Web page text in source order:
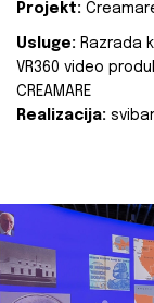
Projekt:
Usluge: Razrada
VR360 video
CREAMARE
Realizacija: